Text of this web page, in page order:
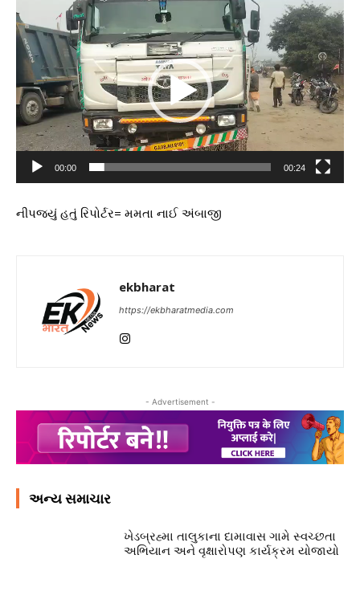
i
d
P
a
y
r
00:00 00:24
નીપજ્યું હતું રિપોર્ટર= મમતા નાઈ અંબાજી
ekbharat
https://ekbharatmedia.com
- Advertisement -
અન્ય સમાચાર
ખેડબ્રહ્મા તાલુકાના દામાવાસ ગામે સ્વચ્છતા
અભિયાન અને વૃક્ષારોપણ કાર્યક્રમ યોજાયો